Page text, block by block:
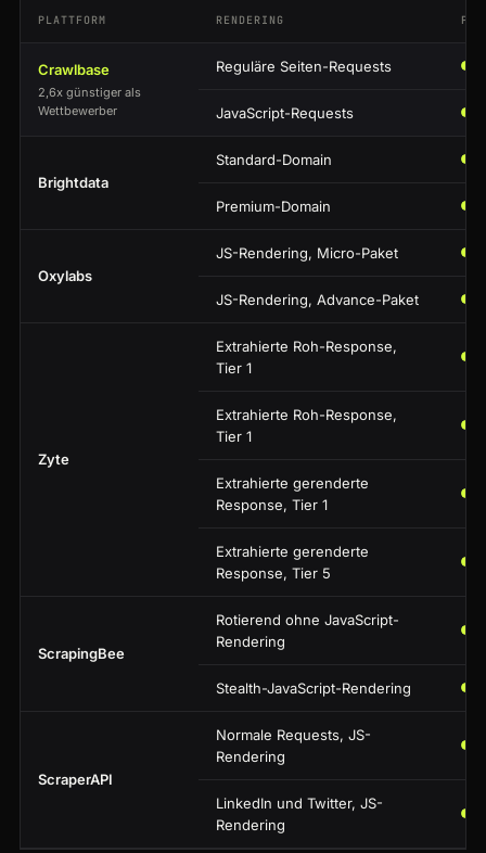
PLATTFORM RENDERING
Crawlbase
2,6x günstiger als
Wettbewerber
Reguläre Seiten-Requests
JavaScript-Requests
Brightdata
Standard-Domain
Premium-Domain
Oxylabs
JS-Rendering, Micro-Paket
JS-Rendering, Advance-Paket
Zyte
Extrahierte Roh-Response,
Tier 1
Extrahierte Roh-Response,
Tier 1
Extrahierte gerenderte
Response, Tier 1
Extrahierte gerenderte
Response, Tier 5
ScrapingBee
Rotierend ohne JavaScript-
Rendering
Stealth-JavaScript-Rendering
ScraperAPI
Normale Requests, JS-
Rendering
LinkedIn und Twitter, JS-
Rendering